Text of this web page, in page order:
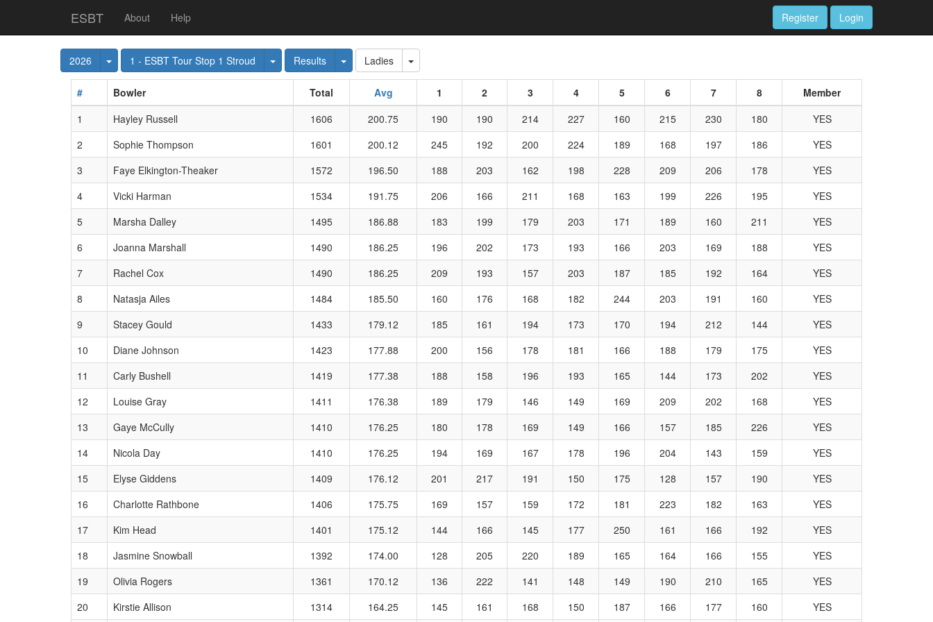
ESBT About Help Register Login
2026 Toggle Dropdown
1 - ESBT Tour Stop 1 Stroud Toggle Dropdown
Results Toggle Dropdown
Ladies Toggle Dropdown
# Bowler Total Avg 1 2 3 4 5 6 7 8
Member
1
Hayley Russell 1606 200.75 190 190 214 227 160 215 230 180
YES
2
Sophie Thompson 1601 200.12 245 192 200 224 189 168 197 186
YES
3
Faye Elkington-Theaker 1572 196.50 188 203 162 198 228 209 206 178
YES
4
Vicki Harman 1534 191.75 206 166 211 168 163 199 226 195
YES
5
Marsha Dalley 1495 186.88 183 199 179 203 171 189 160 211
YES
6
Joanna Marshall 1490 186.25 196 202 173 193 166 203 169 188
YES
7
Rachel Cox 1490 186.25 209 193 157 203 187 185 192 164
YES
8
Natasja Ailes 1484 185.50 160 176 168 182 244 203 191 160
YES
9
Stacey Gould 1433 179.12 185 161 194 173 170 194 212 144
YES
10
Diane Johnson 1423 177.88 200 156 178 181 166 188 179 175
YES
11
Carly Bushell 1419 177.38 188 158 196 193 165 144 173 202
YES
12
Louise Gray 1411 176.38 189 179 146 149 169 209 202 168
YES
13
Gaye McCully 1410 176.25 180 178 169 149 166 157 185 226
YES
14
Nicola Day 1410 176.25 194 169 167 178 196 204 143 159
YES
15
Elyse Giddens 1409 176.12 201 217 191 150 175 128 157 190
YES
16
Charlotte Rathbone 1406 175.75 169 157 159 172 181 223 182 163
YES
17
Kim Head 1401 175.12 144 166 145 177 250 161 166 192
YES
18
Jasmine Snowball 1392 174.00 128 205 220 189 165 164 166 155
YES
19
Olivia Rogers 1361 170.12 136 222 141 148 149 190 210 165
YES
20
Kirstie Allison 1314 164.25 145 161 168 150 187 166 177 160 YES